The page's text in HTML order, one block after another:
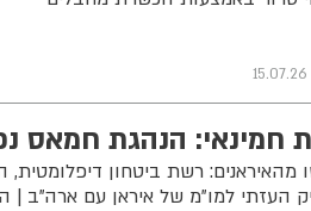
15.07.26
חמינאי: הנהגת חמאס
מהאיראנים: רשת ביטחון
העזתי למו"מ של איראן עם ארה"ב |